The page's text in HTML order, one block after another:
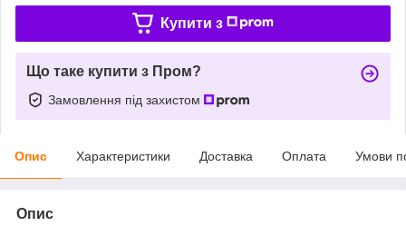
Купити з
Що таке купити з Пром?
Замовлення під захистом
Опис Характеристики Доставка Оплата Умови
Опис